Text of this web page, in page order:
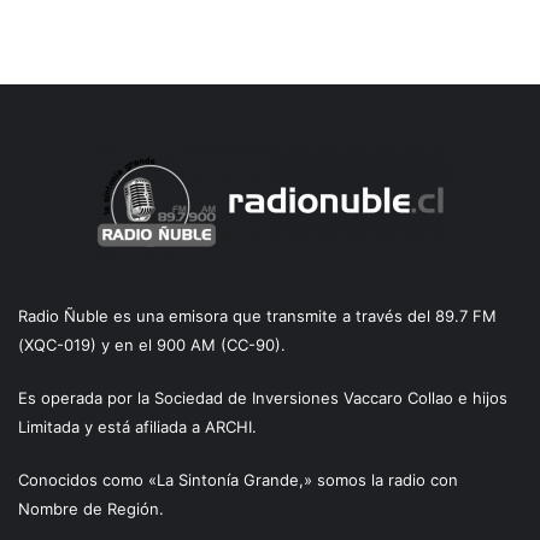
Radio Ñuble es una emisora que transmite a través del 89.7 FM
(XQC-019) y en el 900 AM (CC-90).
Es operada por la Sociedad de Inversiones Vaccaro Collao e hijos
Limitada y está afiliada a ARCHI.
Conocidos como «La Sintonía Grande,» somos la radio con
Nombre de Región.